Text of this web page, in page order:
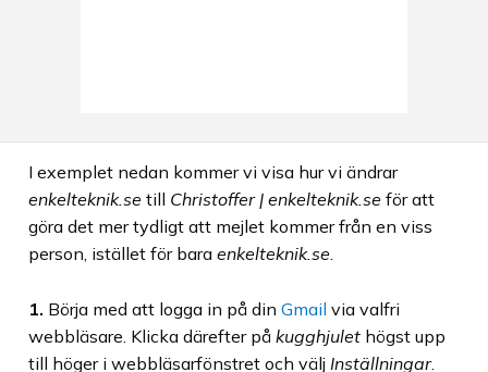
I exemplet nedan kommer vi visa hur vi ändrar
enkelteknik.se till Christoffer | enkelteknik.se för att
göra det mer tydligt att mejlet kommer från en viss
person, istället för bara enkelteknik.se
1. Börja med att logga in på din Gmail via valfri
webbläsare. Klicka därefter på kugghjulet högst upp
till höger i webbläsarfönstret och välj Inställningar.